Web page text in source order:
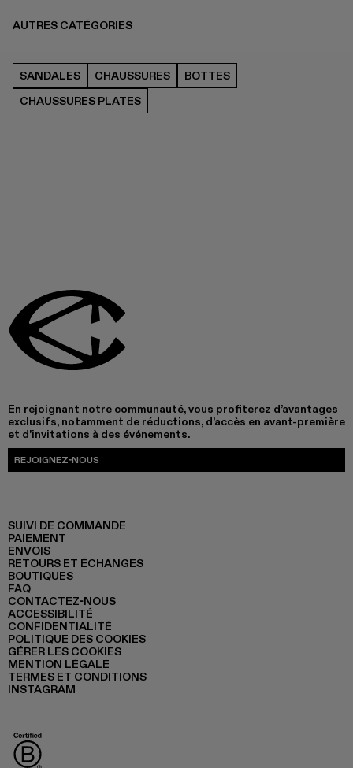
AUTRES CATÉGORIES
SANDALES CHAUSSURES
BOTTES
CHAUSSURES PLATES
En rejoignant notre communauté, vous profiterez d’avantages
exclusifs, notamment de réductions, d’accès en avant-première
et d’invitations à des événements.
REJOIGNEZ-NOUS
SUIVI DE COMMANDE
PAIEMENT
ENVOIS
RETOURS ET ÉCHANGES
BOUTIQUES
FAQ
CONTACTEZ-NOUS
ACCESSIBILITÉ
CONFIDENTIALITÉ
POLITIQUE DES COOKIES
GÉRER LES COOKIES
MENTION LÉGALE
TERMES ET CONDITIONS
INSTAGRAM